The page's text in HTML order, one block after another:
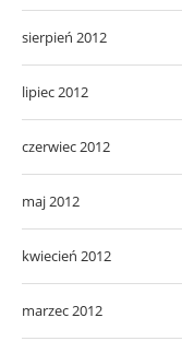
sierpień 2012
lipiec 2012
czerwiec 2012
maj 2012
kwiecień 2012
marzec 2012